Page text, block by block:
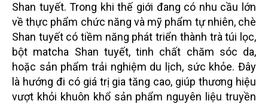
Shan tuyết. Trong khi thế giới đang có nhu cầu lớn
về thực phẩm chức năng và mỹ phẩm tự nhiên, chè
Shan tuyết có tiềm năng phát triển thành trà túi lọc,
bột matcha Shan tuyết, tinh chất chăm sóc da,
hoặc sản phẩm trải nghiệm du lịch, sức khỏe. Đây
là hướng đi có giá trị gia tăng cao, giúp thương hiệu
vượt khỏi khuôn khổ sản phẩm nguyên liệu truyền